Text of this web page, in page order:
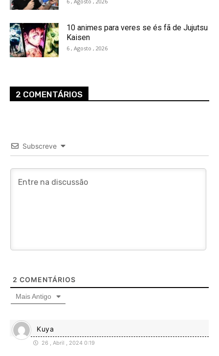
10 animes para veres se és fã de Jujutsu
Kaisen
6 , Agosto , 2026
2 COMENTÁRIOS
Subscreve
2 COMENTÁRIOS
Mais Antigo
Kuya
26 , Abril , 2024 0:19